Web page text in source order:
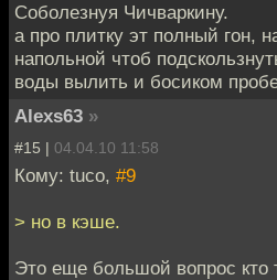
Соболезнуя Чичваркину.
а про плитку эт полный гон,
напольной чтоб
воды вылить и босиком
Alexs63 »
#15 | 04.04.10 11:58
Кому: tuco, #9
> но в кэше.
Это еще большой вопрос кто